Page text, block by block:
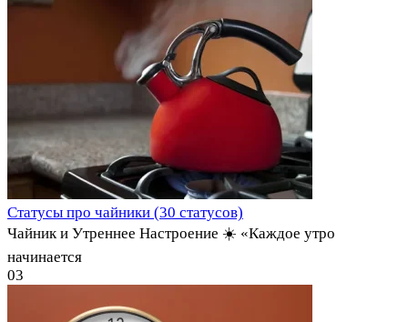
Статусы про чайники (30 статусов)
Чайник и Утреннее Настроение ☀️ «Каждое утро
начинается
03